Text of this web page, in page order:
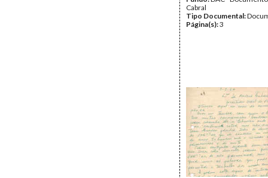
Cabral
Tipo Documental:
Página(s):3